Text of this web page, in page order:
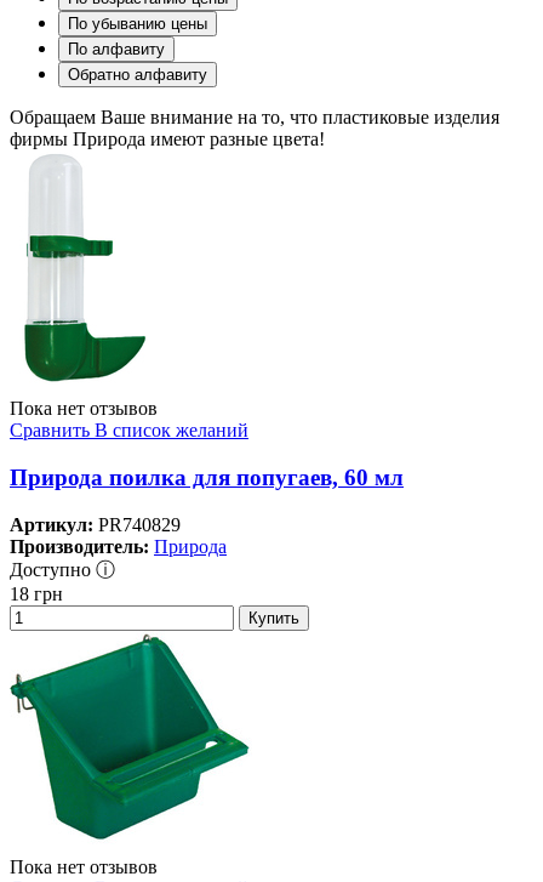
По убыванию цены
По алфавиту
Обратно алфавиту
Обращаем Ваше внимание на то, что пластиковые изделия
фирмы Природа имеют разные цвета!
Пока нет отзывов
Сравнить В список желаний
Природа поилка для попугаев, 60 мл
Артикул: PR740829
Производитель: Природа
Доступно ⓘ
18 грн
Купить
Пока нет отзывов